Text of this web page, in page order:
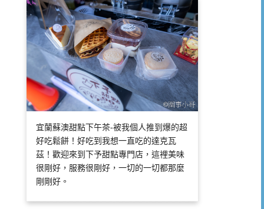
宜蘭蘇澳甜點下午茶-被我個人推到爆的超
好吃鬆餅！好吃到我想一直吃的達克瓦
茲！歡迎來到下予甜點專門店，這裡美味
很剛好，服務很剛好，一切的一切都那麼
剛剛好。